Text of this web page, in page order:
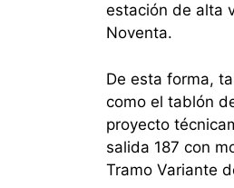
estación de alta
Noventa.
De esta forma,
como el tablón
proyecto
salida 187 con
Tramo Variante